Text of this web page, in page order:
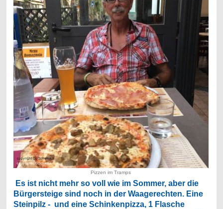
Pizzen im Tramps
Es ist nicht mehr so voll wie im Sommer, aber die
Bürgersteige sind noch in der Waagerechten. Eine
Steinpilz - und eine Schinkenpizza, 1 Flasche